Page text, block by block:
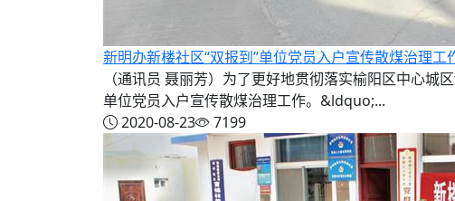
新明办新楼社区“双报到”单位党员入户宣传散煤治理工
（通讯员 聂丽芳）为了更好地贯彻落实榆阳区中心
单位党员入户宣传散煤治理工作。&ldquo;...
2020-08-23
7199